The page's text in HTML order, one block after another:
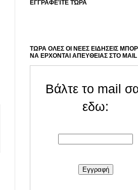
ΕΓΓΡΑΦΕΊΤΕ ΤΏΡΑ
ΤΩΡΑ ΟΛΕΣ ΟΙ ΝΕΕΣ ΕΙΔΗΣΕΙΣ
ΝΑ ΕΡΧΟΝΤΑΙ ΑΠΕΥΘΕΙΑΣ ΣΤΟ
Βάλτε το mail
εδω: